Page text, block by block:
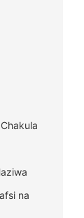
na